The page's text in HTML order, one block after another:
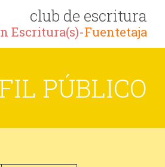
club de escritura
Escritura(s)-Fuentetaja
PÚBLICO